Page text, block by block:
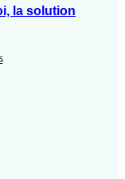
la solution